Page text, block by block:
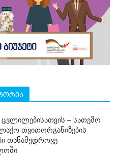
ცვლილებისათვის – სათემო
თვითორგანიზების
თანამედროვე